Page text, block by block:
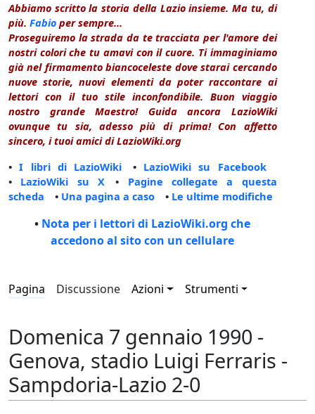
Abbiamo scritto la storia della Lazio insieme. Ma tu, di
più. Fabio per sempre...
Proseguiremo la strada da te tracciata per l'amore dei
nostri colori che tu amavi con il cuore. Ti immaginiamo
già nel firmamento biancoceleste dove starai cercando
nuove storie, nuovi elementi da poter raccontare ai
lettori con il tuo stile inconfondibile. Buon viaggio
nostro grande Maestro! Guida ancora LazioWiki
ovunque tu sia, adesso più di prima! Con affetto
sincero, i tuoi amici di LazioWiki.org
•I libri di LazioWiki • LazioWiki su Facebook
• LazioWiki su X • Pagine collegate a questa
scheda • Una pagina a caso • Le ultime modifiche
• Nota per i lettori di LazioWiki.org che
accedono al sito con un cellulare
Pagina Discussione Azioni Strumenti
Domenica 7 gennaio 1990 -
Genova, stadio Luigi Ferraris -
Sampdoria-Lazio 2-0